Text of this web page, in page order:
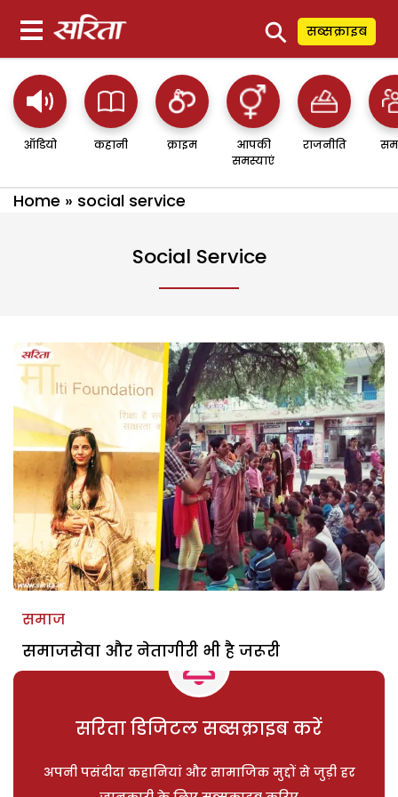
⚲ सब्सक्राइब
ऑडियो कहानी क्राइम
आपकी
समस्याएं
राजनीति
Home » social service
Social Service
समाज
समाजसेवा और नेतागीरी भी है जरूरी
सरिता डिजिटल सब्सक्राइब करें
अपनी पसंदीदा कहानियां और सामाजिक मुद्दों से जुड़ी हर